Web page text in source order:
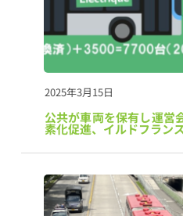
2025年3月15日
公共が車両を保有し運営
素化促進、イルドフラン